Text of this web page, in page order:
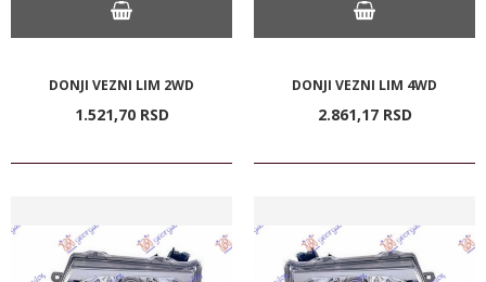
DONJI VEZNI LIM 2WD
1.521,70 RSD
DONJI VEZNI LIM 4WD
2.861,17 RSD